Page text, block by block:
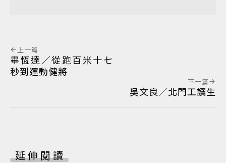
上一篇
畢恆達／從跑百米十七
秒到運動健將
下一篇
吳文良／北門工讀生
延伸閱讀